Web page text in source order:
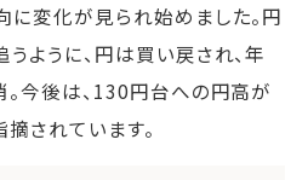
に変化が見られ始めました。円
ように、円は買い戻され、年
今後は、130円台への円高が
されています。